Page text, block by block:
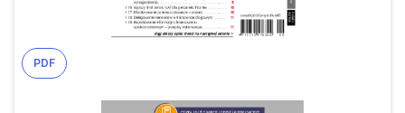
PDF